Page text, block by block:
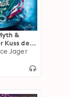
&
Kuss der
Jager